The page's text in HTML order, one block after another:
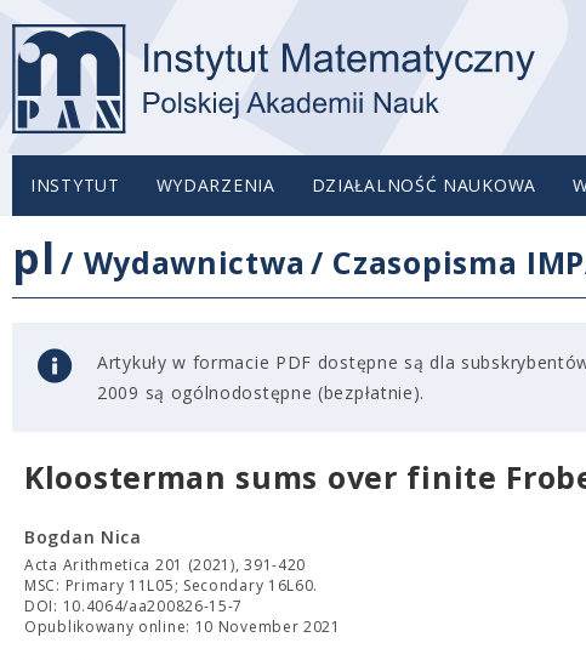
INSTYTUT WYDARZENIA DZIAŁALNOŚĆ NAUKOWA
pl / Wydawnictwa / Czasopisma
Artykuły w formacie PDF dostępne są dla
2009 są ogólnodostępne (bezpłatnie).
Kloosterman sums over finite
Bogdan Nica
Acta Arithmetica 201 (2021), 391-420
MSC: Primary 11L05; Secondary 16L60.
DOI: 10.4064/aa200826-15-7
Opublikowany online: 10 November 2021